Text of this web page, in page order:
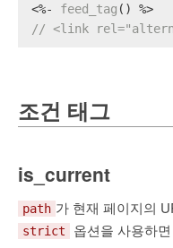
<%- feed_tag () %>
// <link
조건 태그
is_current
path 가 현재 페이지의
strict 옵션을 사용하